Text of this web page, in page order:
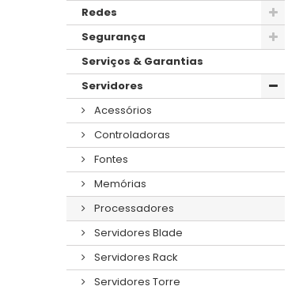
Redes
Segurança
Serviços & Garantias
Servidores
Acessórios
Controladoras
Fontes
Memórias
Processadores
Servidores Blade
Servidores Rack
Servidores Torre